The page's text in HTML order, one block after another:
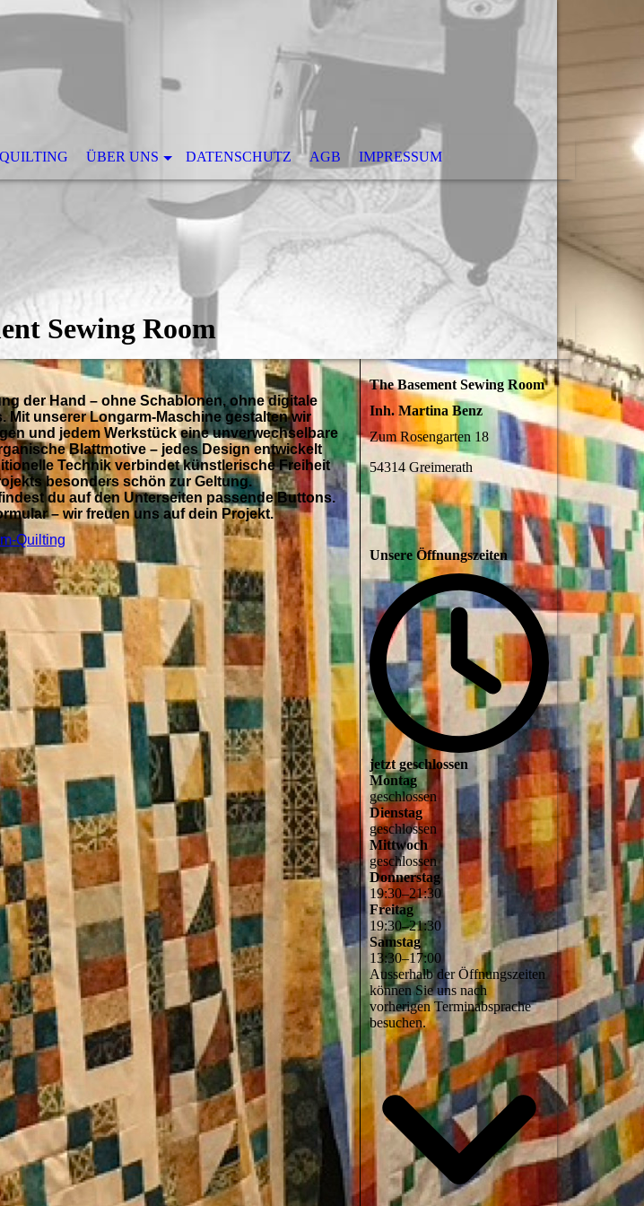
ÜBER UNS DATENSCHUTZ AGB IMPRESSUM
Sewing Room
der Hand – ohne Schablonen, ohne digitale
unserer Longarm‑Maschine gestalten wir
und jedem Werkstück eine unverwechselbare
Blattmotive – jedes Design entwickelt
Technik verbindet künstlerische Freiheit
besonders schön zur Geltung.
du auf den Unterseiten passende Buttons.
– wir freuen uns auf dein Projekt.
Quilting
The Basement Sewing Room
Inh. Martina Benz
Zum Rosengarten 18
54314 Greimerath
Unsere Öffnungszeiten
jetzt geschlossen
Montag
geschlossen
Dienstag
geschlossen
Mittwoch
geschlossen
Donnerstag
19:30–21:30
Freitag
19:30–21:30
Samstag
13:30–17:00
Ausserhalb der Öffnungszeiten
können Sie uns nach
vorherigen Terminabsprache
besuchen.